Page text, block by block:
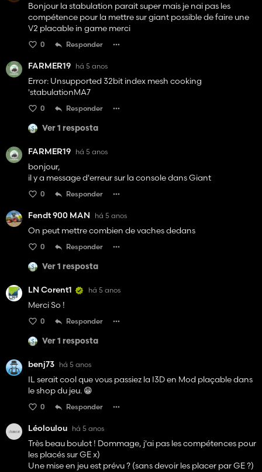
Bonjour la stabulation parait super mais je nai pas les
compétence pour la mettre sur giant possible de faire une
V2 placable in game merci
0 Responder
FARMER19 há 5 anos
Error: Unsupported 32bit index mesh cooking
'stabulationMA7
0 Responder
Ver 1 resposta
FARMER19 há 5 anos
bonjour,
il y a message d'erreur sur la console dans Giant
0 Responder
Fendt 900 MAN há 5 anos
On peut mettre combien de vaches dedans
0 Responder
Ver 1 resposta
LN Corent1 há 5 anos
Merci So !
0 Responder
Ver 1 resposta
benj73 há 5 anos
IL serait cool que vous passiez la I3D en Mod plaçable dans
le shop du jeu. 😁
0 Responder
Léoloulou há 5 anos
Très beau boulot ! Dommage, j'ai pas les compétences pour
les placés sur GE x)
Une mise en jeu est prévu ? (sans devoir les placer par GE ?)